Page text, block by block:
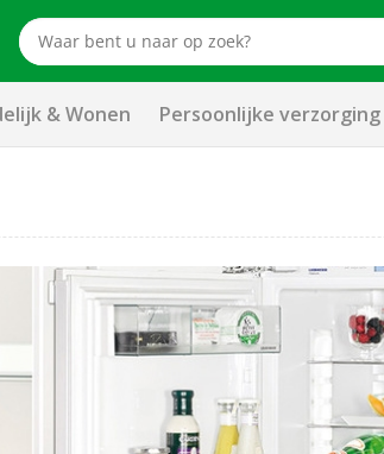
& Wonen Persoonlijke verzorging